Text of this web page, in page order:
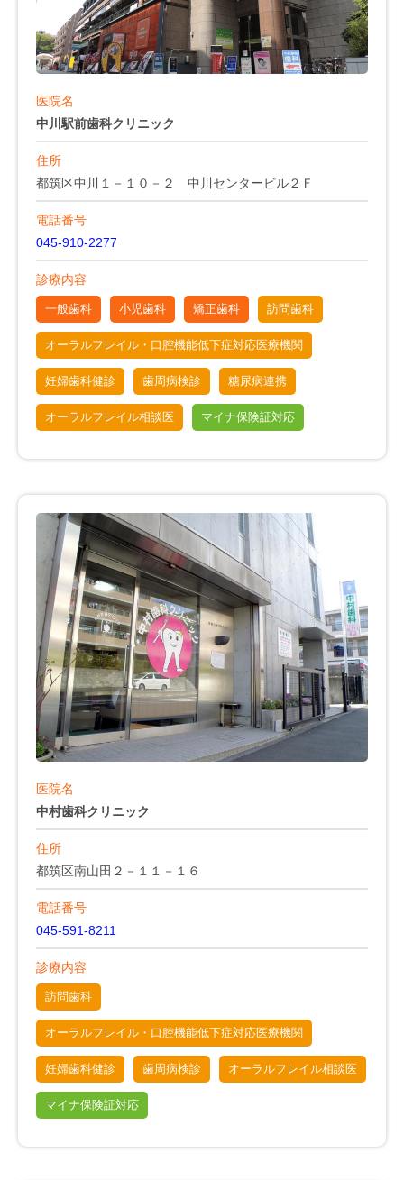
医院名
中川駅前歯科クリニック
住所
都筑区中川１－１０－２ 中川センタービル２Ｆ
電話番号
045-910-2277
診療内容
一般歯科 小児歯科 矯正歯科 訪問歯科
オーラルフレイル・口腔機能低下症対応医療機関
妊婦歯科健診 歯周病検診 糖尿病連携
オーラルフレイル相談医 マイナ保険証対応
医院名
中村歯科クリニック
住所
都筑区南山田２－１１－１６
電話番号
045-591-8211
診療内容
訪問歯科
オーラルフレイル・口腔機能低下症対応医療機関
妊婦歯科健診 歯周病検診 オーラルフレイル相談医
マイナ保険証対応